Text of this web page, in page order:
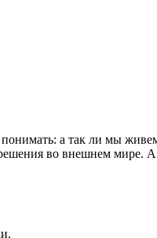
а так ли мы
во внешнем мире. А